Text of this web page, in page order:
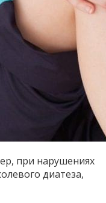
при нарушениях
диатеза,